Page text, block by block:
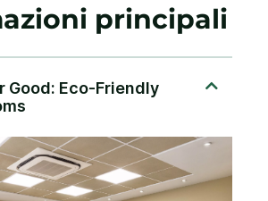
principali